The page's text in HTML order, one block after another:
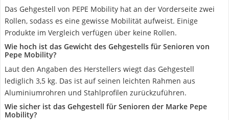
Das Gehgestell von PEPE Mobility hat an der Vorderseite zwei
Rollen, sodass es eine gewisse Mobilität aufweist. Einige
Produkte im Vergleich verfügen über keine Rollen.
Wie hoch ist das Gewicht des Gehgestells für Senioren von
Pepe Mobility?
Laut den Angaben des Herstellers wiegt das Gehgestell
lediglich 3,5 kg. Das ist auf seinen leichten Rahmen aus
Aluminiumrohren und Stahlprofilen zurückzuführen.
Wie sicher ist das Gehgestell für Senioren der Marke Pepe
Mobility?